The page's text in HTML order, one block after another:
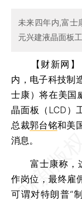
未来四年内,富士
元兴建液晶面板
【财新网
内，电子科技制
士康）将在美国
晶面板（LCD）
总裁郭台铭和美
消息。
富士康称，这
作岗位，最终雇
可谓对特朗普“